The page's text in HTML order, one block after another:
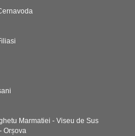
Marmatiei - Viseu de Sus
Orșova